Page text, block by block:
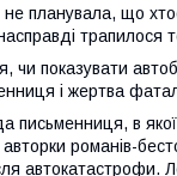
не планувала, що
трапилося
чи показувати
і жертва
письменниця, в
авторки романів-